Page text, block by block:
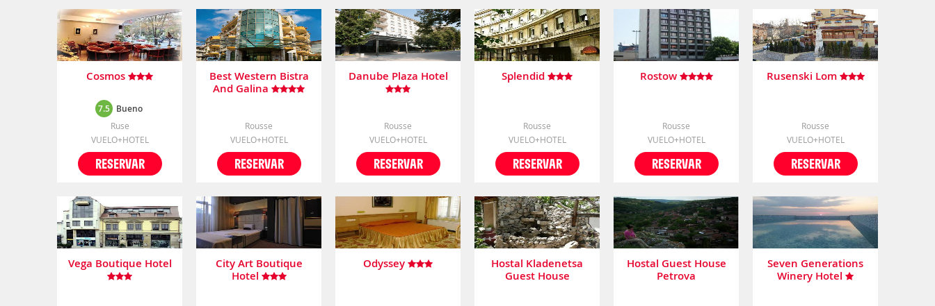
Cosmos
7.5 Bueno
Ruse
VUELO+HOTEL
RESERVAR
Best Western Bistra
And Galina
Rousse
VUELO+HOTEL
RESERVAR
Danube Plaza Hotel
Rousse
VUELO+HOTEL
RESERVAR
Splendid
Rousse
VUELO+HOTEL
RESERVAR
Rostow
Rousse
VUELO+HOTEL
RESERVAR
Rusenski Lom
Rousse
VUELO+HOTEL
RESERVAR
Vega Boutique Hotel
City Art Boutique
Hotel
Odyssey
Hostal Kladenetsa
Guest House
Hostal Guest House
Petrova
Seven Generations
Winery Hotel